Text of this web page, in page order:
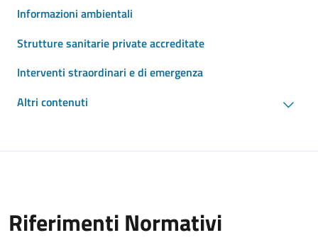
Informazioni ambientali
Strutture sanitarie private accreditate
Interventi straordinari e di emergenza
Altri contenuti
Riferimenti Normativi